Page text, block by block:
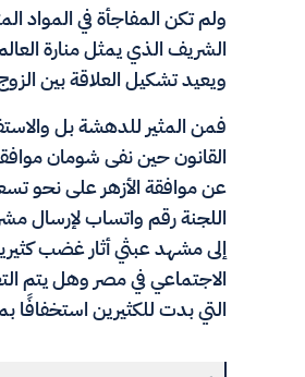
ولم تكن المفاجأة في المواد
الشريف الذي يمثل منارة
ويعيد تشكيل العلاقة بين
فمن المثير للدهشة بل
القانون حين نفى شومان
عن موافقة الأزهر على نحو
اللجنة رقم واتساب لإرسال
إلى مشهد عبثي أثار غضب
الاجتماعي في مصر وهل يتم
التي بدت للكثيرين استخفافًا